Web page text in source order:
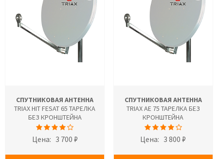
СПУТНИКОВАЯ АНТЕННА
TRIAX HIT FESAT 65 ТАРЕЛКА
БЕЗ КРОНШТЕЙНА
Цена: 3 700 ₽
СПУТНИКОВАЯ АНТЕННА
TRIAX AE 75 ТАРЕЛКА БЕЗ
КРОНШТЕЙНА
Цена: 3 800 ₽